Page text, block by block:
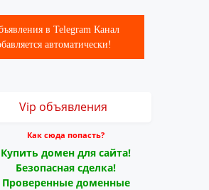
в Telegram Канал
автоматически!
Vip объявления
Как сюда попасть?
Купить домен для сайта!
Безопасная сделка!
Проверенные доменные